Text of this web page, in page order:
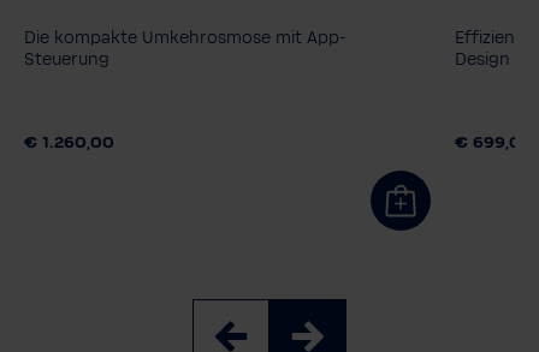
Die kompakte Umkehrosmose mit App-
Steuerung
€ 1.260,00
Effiziente
Design
€ 699,00